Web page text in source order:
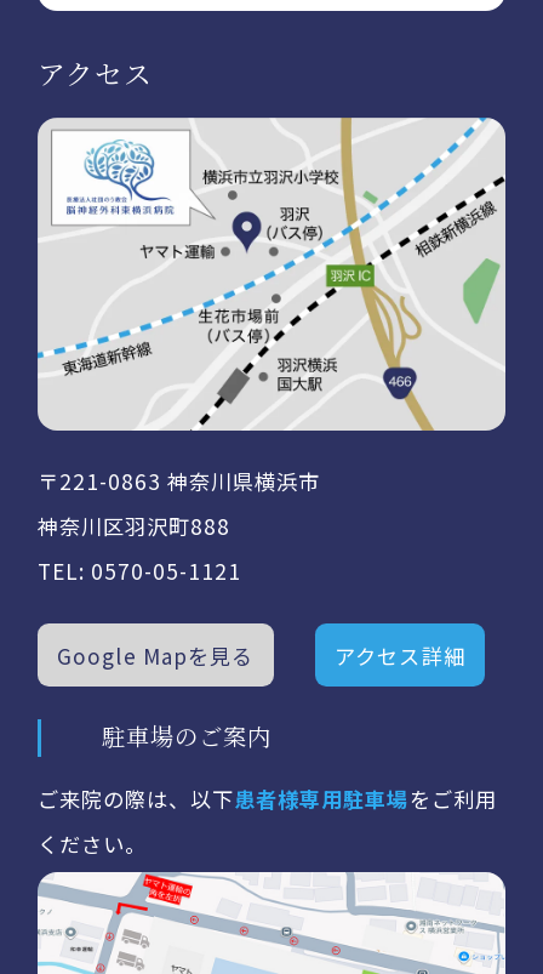
アクセス
〒221-0863 神奈川県横浜市
神奈川区羽沢町888
TEL: 0570-05-1121
Google Mapを見る アクセス詳細
駐車場のご案内
ご来院の際は、以下患者様専用駐車場をご利用
ください。